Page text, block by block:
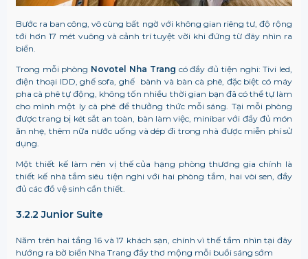
Bước ra ban công, vô cùng bất ngờ với không gian riêng tư, độ rộng
tới hơn 17 mét vuông và cảnh trí tuyệt vời khi đứng từ đây nhìn ra
biển.
Trong mỗi phòng Novotel Nha Trang có đầy đủ tiện nghi: Tivi led,
điện thoại IDD, ghế sofa, ghế bành và bàn cà phê, đặc biệt có máy
pha cà phê tự động, không tốn nhiều thời gian bạn đã có thể tự làm
cho mình một ly cà phê để thưởng thức mỗi sáng. Tại mỗi phòng
được trang bị két sắt an toàn, bàn làm việc, minibar với đầy đủ món
ăn nhẹ, thêm nữa nước uống và dép đi trong nhà được miễn phí sử
dụng.
Một thiết kế làm nên vị thế của hạng phòng thương gia chính là
thiết kế nhà tắm siêu tiện nghi với hai phòng tắm, hai vòi sen, đầy
đủ các đồ vệ sinh cần thiết.
3.2.2Junior Suite
Năm trên hai tầng 16 và 17 khách sạn, chính vì thế tầm nhìn tại đây
hướng ra bờ biển Nha Trang đầy thơ mộng mỗi buổi sáng sớm